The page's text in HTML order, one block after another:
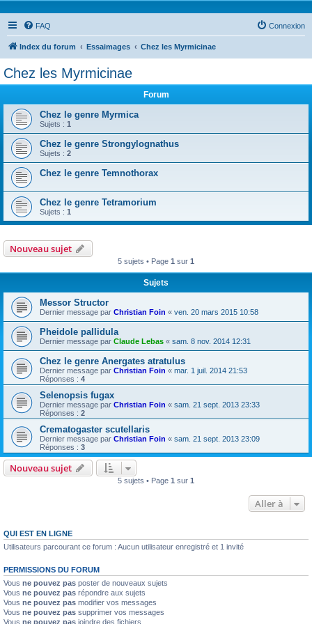
FAQ Connexion
Index du forum Essaimages Chez les Myrmicinae
Chez les Myrmicinae
Forum
Chez le genre Myrmica
Sujets : 1
Chez le genre Strongylognathus
Sujets : 2
Chez le genre Temnothorax
Chez le genre Tetramorium
Sujets : 1
Nouveau sujet
5 sujets • Page 1 sur 1
Sujets
Messor Structor
Dernier message par Christian Foin « ven. 20 mars 2015 10:58
Pheidole pallidula
Dernier message par Claude Lebas « sam. 8 nov. 2014 12:31
Chez le genre Anergates atratulus
Dernier message par Christian Foin « mar. 1 juil. 2014 21:53
Réponses : 4
Selenopsis fugax
Dernier message par Christian Foin « sam. 21 sept. 2013 23:33
Réponses : 2
Crematogaster scutellaris
Dernier message par Christian Foin « sam. 21 sept. 2013 23:09
Réponses : 3
Nouveau sujet
5 sujets • Page 1 sur 1
Aller à
QUI EST EN LIGNE
Utilisateurs parcourant ce forum : Aucun utilisateur enregistré et 1 invité
PERMISSIONS DU FORUM
Vous ne pouvez pas poster de nouveaux sujets
Vous ne pouvez pas répondre aux sujets
Vous ne pouvez pas modifier vos messages
Vous ne pouvez pas supprimer vos messages
Vous ne pouvez pas joindre des fichiers